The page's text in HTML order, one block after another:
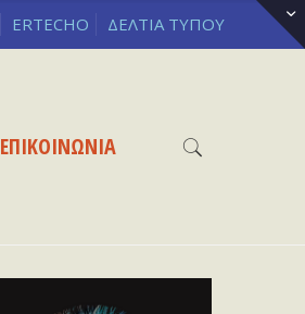
ERTECHO ΔΕΛΤΙΑ ΤΥΠΟΥ
ΕΠΙΚΟΙΝΩΝΙΑ